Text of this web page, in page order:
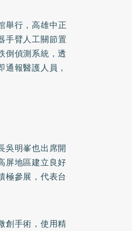
舉行，高雄中正
手臂人工關節置
倒偵測系統，透
報醫護人員，
吳明峯也出席開
屏地區建立良好
極參展，代表台
創手術，使用精